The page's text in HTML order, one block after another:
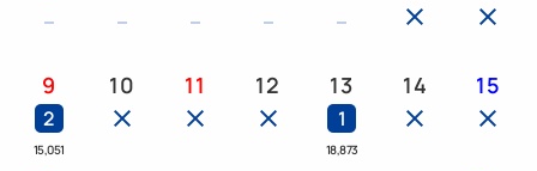
■お召し上がり方法
フにお伝えください。
※同室の方とバラバラでお召し上がりいただく場合
は、
9
2
15,051
10 11 12 13
1
18,873
14 15